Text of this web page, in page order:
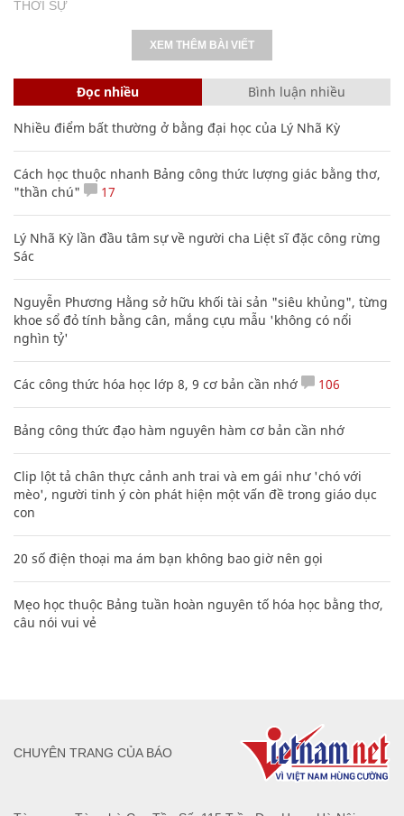
THỜI SỰ
XEM THÊM BÀI VIẾT
Đọc nhiều Bình luận nhiều
Nhiều điểm bất thường ở bằng đại học của Lý Nhã Kỳ
Cách học thuộc nhanh Bảng công thức lượng giác bằng thơ,
"thần chú"
17
Lý Nhã Kỳ lần đầu tâm sự về người cha Liệt sĩ đặc công rừng
Sác
Nguyễn Phương Hằng sở hữu khối tài sản "siêu khủng", từng
khoe sổ đỏ tính bằng cân, mắng cựu mẫu 'không có nổi
nghìn tỷ'
Các công thức hóa học lớp 8, 9 cơ bản cần nhớ 106
Bảng công thức đạo hàm nguyên hàm cơ bản cần nhớ
Clip lột tả chân thực cảnh anh trai và em gái như 'chó với
mèo', người tinh ý còn phát hiện một vấn đề trong giáo dục
con
20 số điện thoại ma ám bạn không bao giờ nên gọi
Mẹo học thuộc Bảng tuần hoàn nguyên tố hóa học bằng thơ,
câu nói vui vẻ
CHUYÊN TRANG CỦA BÁO